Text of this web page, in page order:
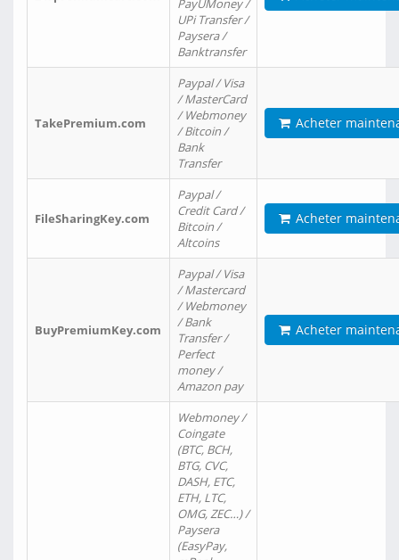
PayUMoney /
UPi Transfer /
Paysera /
Banktransfer
TakePremium.com
Paypal / Visa
/ MasterCard
/ Webmoney
/ Bitcoin /
Bank
Transfer
Acheter
FileSharingKey.com
Paypal /
Credit Card /
Bitcoin /
Altcoins
Acheter
BuyPremiumKey.com
Paypal / Visa
/ Mastercard
/ Webmoney
/ Bank
Transfer /
Perfect
money /
Amazon pay
Acheter
Webmoney /
Coingate
(BTC, BCH,
BTG, CVC,
DASH, ETC,
ETH, LTC,
OMG, ZEC…) /
Paysera
(EasyPay,